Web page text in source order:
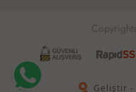
Geliştir -